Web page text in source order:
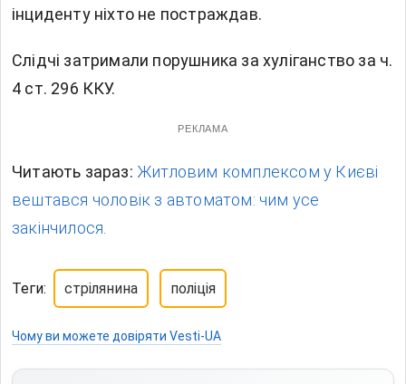
інциденту ніхто не постраждав.
Слідчі затримали порушника за хуліганство за ч.
4 ст. 296 ККУ.
РЕКЛАМА
Читають зараз: Житловим комплексом у Києві
вештався чоловік з автоматом: чим усе
закінчилося.
Теги: стрілянина поліція
Чому ви можете довіряти Vesti-UA